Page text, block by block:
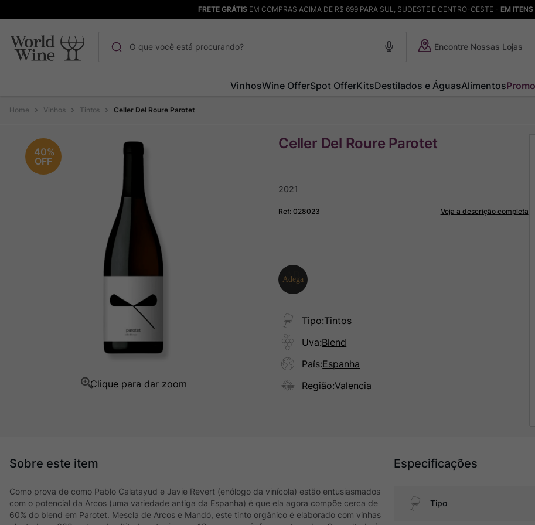
FRETE GRÁTISEM COMPRAS ACIMA DE R$ 699 PARA SUL, SUDESTE E CENTRO-OESTE - EM
Encontre Nossas Lojas
VinhosWine OfferSpot OfferKitsDestilados e ÁguasAlimentos
Vinhos Tintos Celler Del Roure Parotet
40%
OFF
Celler Del Roure Parotet
2021
Ref:028023 Veja a descrição completa
Tipo:Tintos
Uva:Blend
País:Espanha
Região:Valencia
Como prova de como Pablo Calatayud e Javie Revert (enólogo da vinícola) estão entusiasmados
com o potencial da Arcos (uma variedade antiga da Espanha) é que ela agora compõe cerca de
60% do blend em Parotet. Mescla de Arcos e Mandó, este tinto orgânico é elaborado com vinhas
Especificações
Tipo
1º Maçanita
3º Bodega Garzon
4º
Champagne
Ver Sacrum